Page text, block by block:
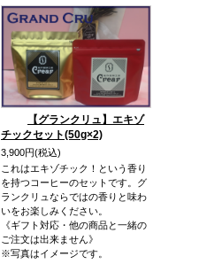
【グランクリュ】エキゾ
チックセット(50g×2)
3,900円(税込)
これはエキゾチック！という香り
を持つコーヒーのセットです。グ
ランクリュならではの香りと味わ
いをお楽しみください。
《ギフト対応・他の商品と一緒の
ご注文は出来ません》
※写真はイメージです。